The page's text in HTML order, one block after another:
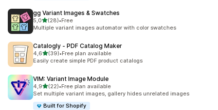
gg Variant Images & Swatches
5,05 yıldız üzerinden
(28)
toplam 28 değerlendirme
•Free
Multiple variant images automator with color swatches
Catalogly ‑ PDF Catalog Maker
4,65 yıldız üzerinden
(39)
toplam 39 değerlendirme
•Free plan available
Easily create simple PDF product catalogs
VIM: Variant Image Module
4,95 yıldız üzerinden
(22)
toplam 22 değerlendirme
•Free plan available
Set multiple variant images, gallery hides unrelated images
Built for Shopify